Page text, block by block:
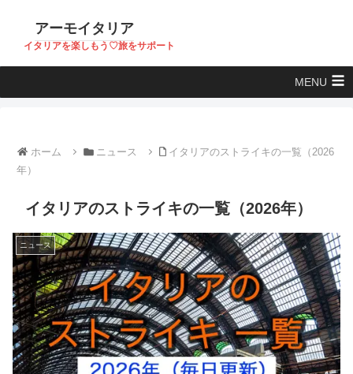
アーモイタリア
イタリアを楽しもう♡旅をサポート
MENU
ホーム ニュース
イタリアのストライキの一覧（2026
年）
イタリアのストライキの一覧（2026年）
ニュース